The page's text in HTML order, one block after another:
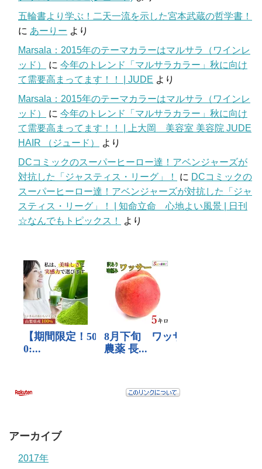
五輪書より学ぶ！二天一流を示した宮本武蔵の哲学書！
に あーりー より
Marsala：2015年のテーマカラーはマルサラ（ワインレ
ッド）
に 今年のトレンド「マルサラカラー」秋に向け
て需要高まってます！！ | JUDE より
Marsala：2015年のテーマカラーはマルサラ（ワインレ
ッド）
に 今年のトレンド「マルサラカラー」秋に向け
て需要高まってます！！ | 上大岡 美容室 美容院 JUDE
HAIR （ジュード）
より
DCコミックのスーパーヒーロー達！アベンジャーズが
対抗した「ジャスティス・リーグ」！
に DCコミックの
スーパーヒーロー達！アベンジャーズが対抗した「ジャ
スティス・リーグ」！ | 知命立命 心地よい風景 | 日刊
☆なんでもトピックス！
より
アーカイブ
2017年